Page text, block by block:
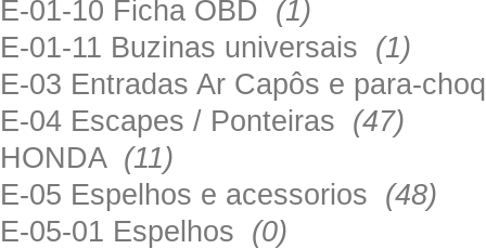
E-01-10 Ficha OBD (1)
E-01-11 Buzinas universais (1)
E-03 Entradas Ar Capôs e para-
E-04 Escapes / Ponteiras (47)
HONDA (11)
E-05 Espelhos e acessorios (48)
E-05-01 Espelhos (0)